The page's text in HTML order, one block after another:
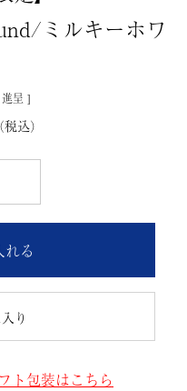
ミルキーホワ
呈 ]
税込
り
る
ト包装はこちら